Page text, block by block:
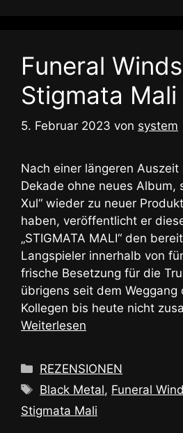
Funeral
Stigmata Mali
5. Februar 2023 von system
Nach einer längeren
Dekade ohne neues Album,
Xul“ wieder zu neuer
haben, veröffentlicht er
„STIGMATA MALI“ den
Langspieler innerhalb von
frische Besetzung für die
übrigens seit dem Weggang
Kollegen bis heute nicht
Weiterlesen
Kategorien
REZENSIONEN
Schlagwörter
Black Metal, Funeral
Stigmata Mali